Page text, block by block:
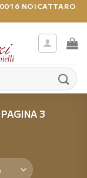
NOICATTARO
PAGINA 3